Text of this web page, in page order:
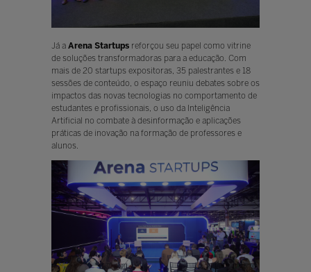
Já a Arena Startupsreforçou seu papel como vitrine
de soluções transformadoras para a educação. Com
mais de 20 startups expositoras, 35 palestrantes e 18
sessões de conteúdo, o espaço reuniu debates sobre os
impactos das novas tecnologias no comportamento de
estudantes e profissionais, o uso da Inteligência
Artificial no combate à desinformação e aplicações
práticas de inovação na formação de professores e
alunos.